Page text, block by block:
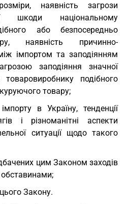
наявність загрози
шкоди національному
або безпосередньо
наявність причинно-
імпортом та заподіянням
заподіяння значної
подібного
товару;
в Україну, тенденції
і різноманітні аспекти
ситуації щодо такого
цим Законом заходів
обставинами;
Закону.